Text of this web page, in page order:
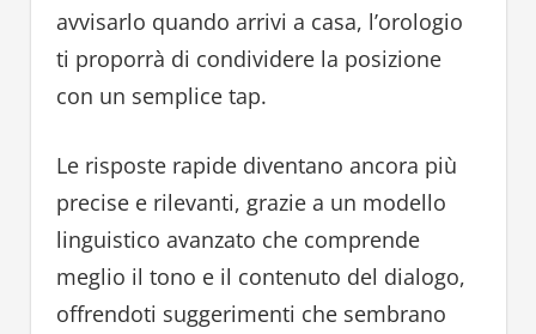
avvisarlo quando arrivi a casa, l’orologio
ti proporrà di condividere la posizione
con un semplice tap.
Le risposte rapide diventano ancora più
precise e rilevanti, grazie a un modello
linguistico avanzato che comprende
meglio il tono e il contenuto del dialogo,
offrendoti suggerimenti che sembrano